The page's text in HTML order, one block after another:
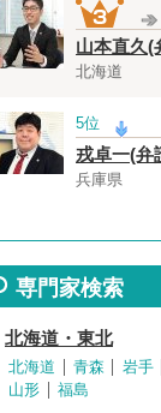
山本直久(
北海道
5位
戎卓一(弁
兵庫県
専門家検索
北海道・東北
北海道 青森 岩手
山形
福島